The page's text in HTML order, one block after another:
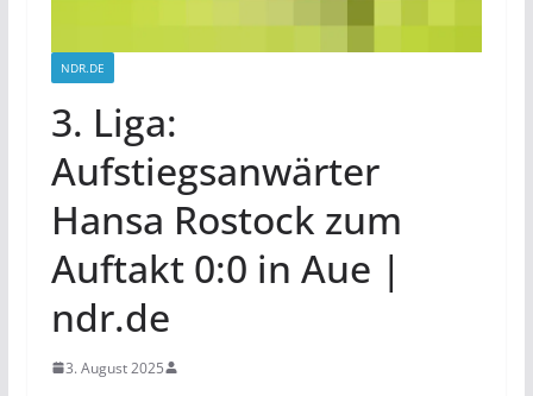
NDR.DE
3. Liga:
Aufstiegsanwärter
Hansa Rostock zum
Auftakt 0:0 in Aue |
ndr.de
3. August 2025